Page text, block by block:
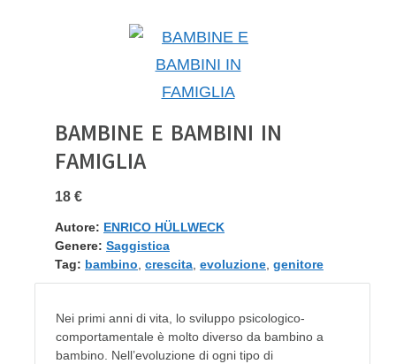
BAMBINE E BAMBINI IN
FAMIGLIA
18 €
Autore: ENRICO HÜLLWECK
Genere: Saggistica
Tag: bambino crescita evoluzione genitore
Nei primi anni di vita, lo sviluppo psicologico-
comportamentale è molto diverso da bambino a
bambino. Nell’evoluzione di ogni tipo di